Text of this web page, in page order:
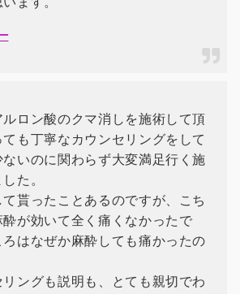
ロン酸のクマ消しを施術して頂
も丁寧なカウンセリングをして
いのに関わらず大変満足行く施
た。
貰ったことあるのですが、こち
酔が効いて全く痛くなかったで
はなぜか麻酔しても痛かったの
リングも説明も、とても親切でわ